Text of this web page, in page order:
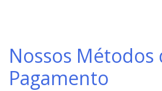
Nossos Métodos
Pagamento